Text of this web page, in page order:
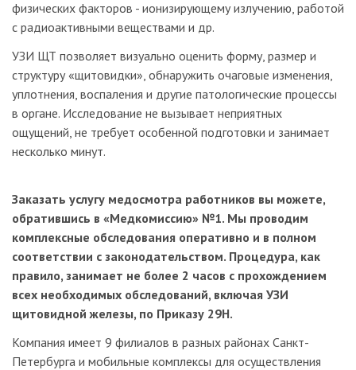
физических факторов - ионизирующему излучению, работой
с радиоактивными веществами и др.
УЗИ ЩТ позволяет визуально оценить форму, размер и
структуру «щитовидки», обнаружить очаговые изменения,
уплотнения, воспаления и другие патологические процессы
в органе. Исследование не вызывает неприятных
ощущений, не требует особенной подготовки и занимает
несколько минут.
Заказать услугу медосмотра работников вы можете,
обратившись в «Медкомиссию» №1. Мы проводим
комплексные обследования оперативно и в полном
соответствии с законодательством. Процедура, как
правило, занимает не более 2 часов с прохождением
всех необходимых обследований, включая УЗИ
щитовидной железы, по Приказу 29Н.
Компания имеет 9 филиалов в разных районах Санкт-
Петербурга и мобильные комплексы для осуществления